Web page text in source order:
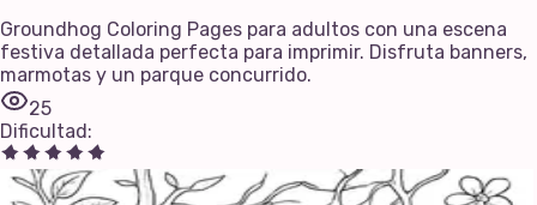
Groundhog Coloring Pages para adultos con una escena
festiva detallada perfecta para imprimir. Disfruta banners,
marmotas y un parque concurrido.
25
Dificultad :